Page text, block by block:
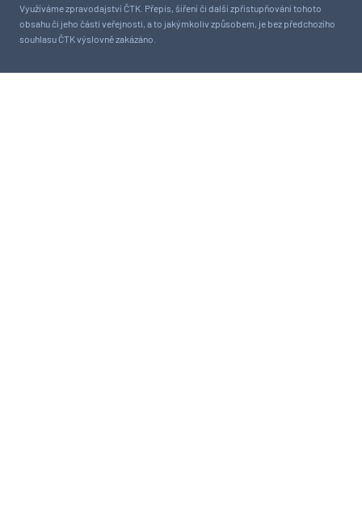
Využíváme zpravodajství ČTK. Přepis, šíření či další zpřístupňování tohoto
obsahu či jeho části veřejnosti, a to jakýmkoliv způsobem, je bez předchozího
souhlasu ČTK výslovně zakázáno.